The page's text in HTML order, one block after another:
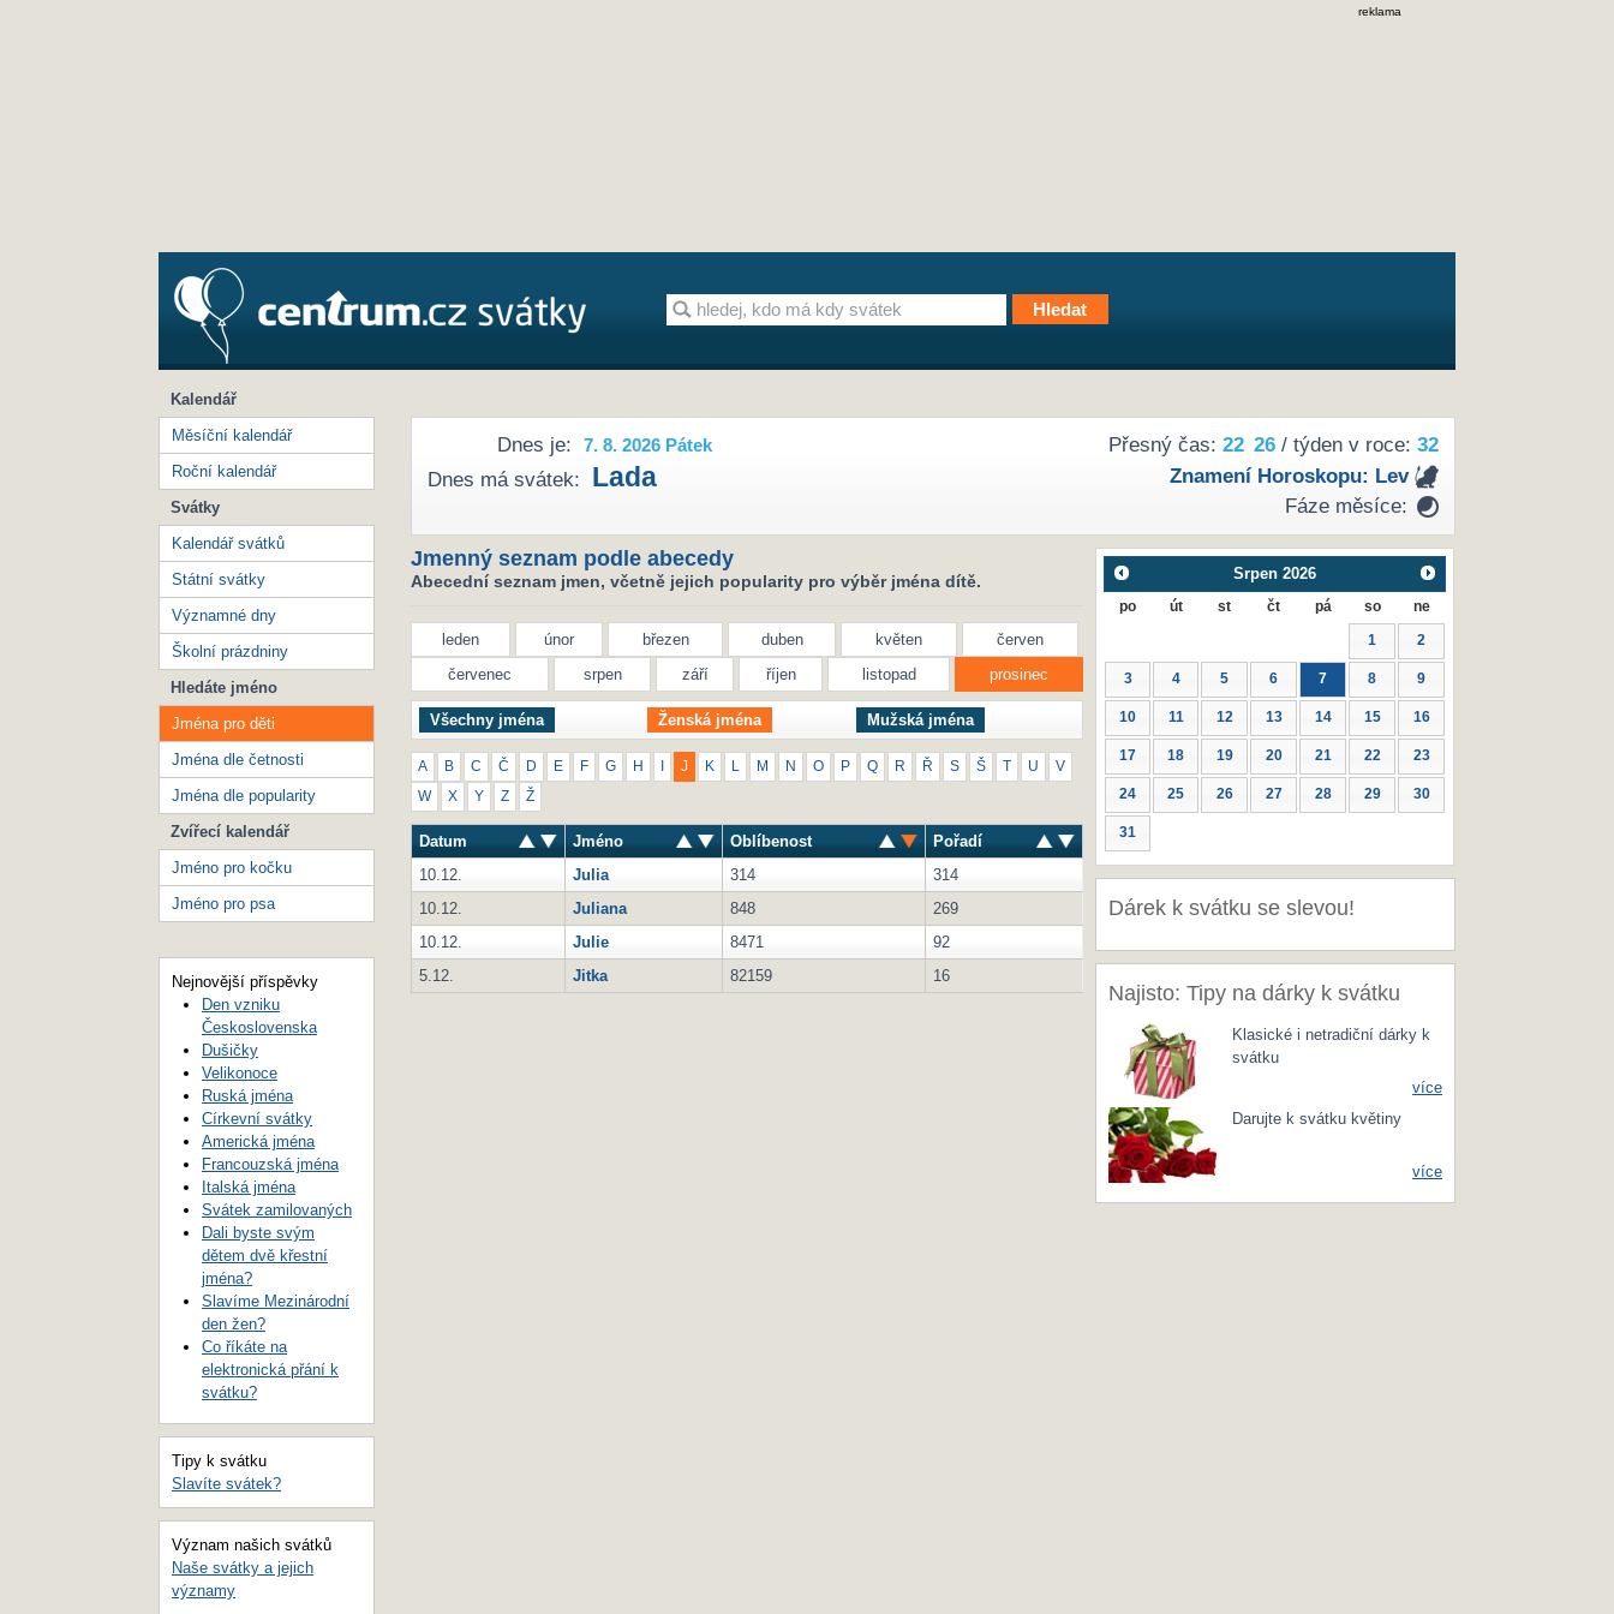
reklama
Přesný čas: 22 26/ týden v roce: 32
Znamení Horoskopu: Lev
Fáze měsíce:
Dnes je: 7. 8. 2026 Pátek
Dnes má svátek: Lada
Jmenný seznam podle abecedy
Abecední seznam jmen, včetně jejich popularity pro výběr jména dítě.
leden únor březen duben květen
červen
červenec
srpen září říjen listopad prosinec
Všechny jména Ženská jména Mužská jména
A B C Č D E F G H J K M N O P Q R Ř S Š U V
W X Y Z Ž
Datum Jméno Oblíbenost
Pořadí
10.12.
Julia 314
314
10.12.
Juliana 848
269
10.12.
Julie 8471
92
5.12.
Jitka 82159 16
Srpen 2026
po út st čt pá so ne
1 2
3 4 5 6 7 8 9
10 11 12 13 14 15 16
17 18 19 20 21 22 23
24 25 26 27 28 29 30
31
Dárek k svátku se slevou!
Najisto: Tipy na dárky k svátku
Klasické i netradiční dárky k
svátku
více
Darujte k svátku květiny
více
Kalendář
Měsíční kalendář
Roční kalendář
Svátky
Kalendář svátků
Státní svátky
Významné dny
Školní prázdniny
Hledáte jméno
Jména pro děti
Jména dle četnosti
Jména dle popularity
Zvířecí kalendář
Jméno pro kočku
Jméno pro psa
Nejnovější příspěvky
Den vzniku
Československa
Dušičky
Velikonoce
Ruská jména
Církevní svátky
Americká jména
Francouzská jména
Italská jména
Svátek zamilovaných
Dali byste svým
dětem dvě křestní
jména?
Slavíme Mezinárodní
den žen?
Co říkáte na
elektronická přání k
svátku?
Tipy k svátku
Slavíte svátek?
Význam našich svátků
Naše svátky a jejich
významy